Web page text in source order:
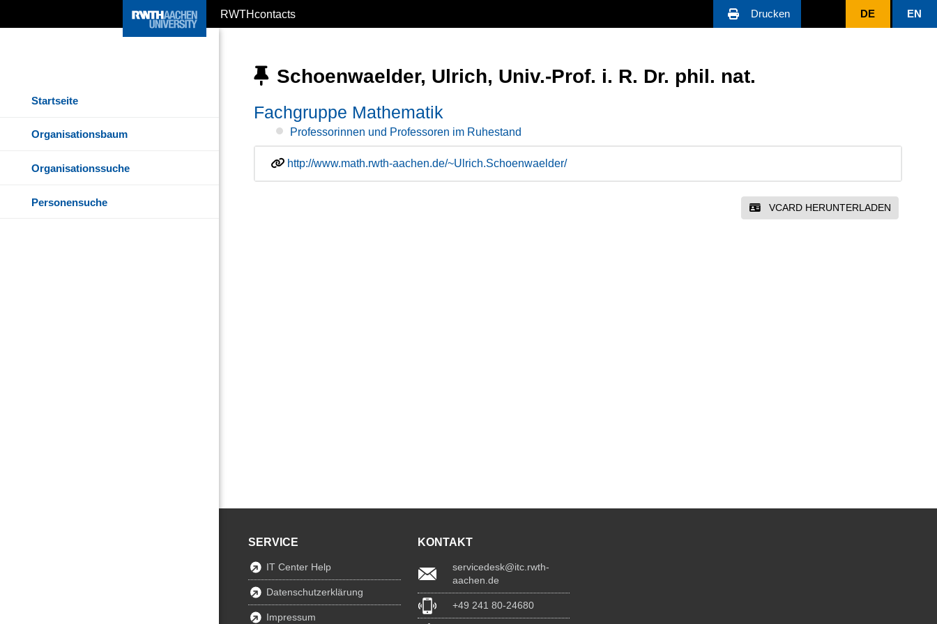
RWTHcontacts Drucken DE EN
Startseite
Organisationsbaum
Organisationssuche
Personensuche
Schoenwaelder, Ulrich, Univ.-Prof. i. R. Dr. phil. nat.
Fachgruppe Mathematik
Professorinnen und Professoren im Ruhestand
http://www.math.rwth-aachen.de/~Ulrich.Schoenwaelder/
VCARD HERUNTERLADEN
SERVICE
IT Center Help
Datenschutzerklärung
Impressum
KONTAKT
servicedesk@itc.rwth-
aachen.de
+49 241 80-24680